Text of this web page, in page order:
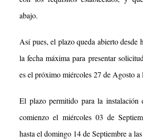
abajo.
Así pues, el plazo queda abierto desde
la fecha máxima para presentar
es el próximo miércoles 27 de Agosto a
El plazo permitido para la instalación
comienzo el miércoles 03 de
hasta el domingo 14 de Septiembre a